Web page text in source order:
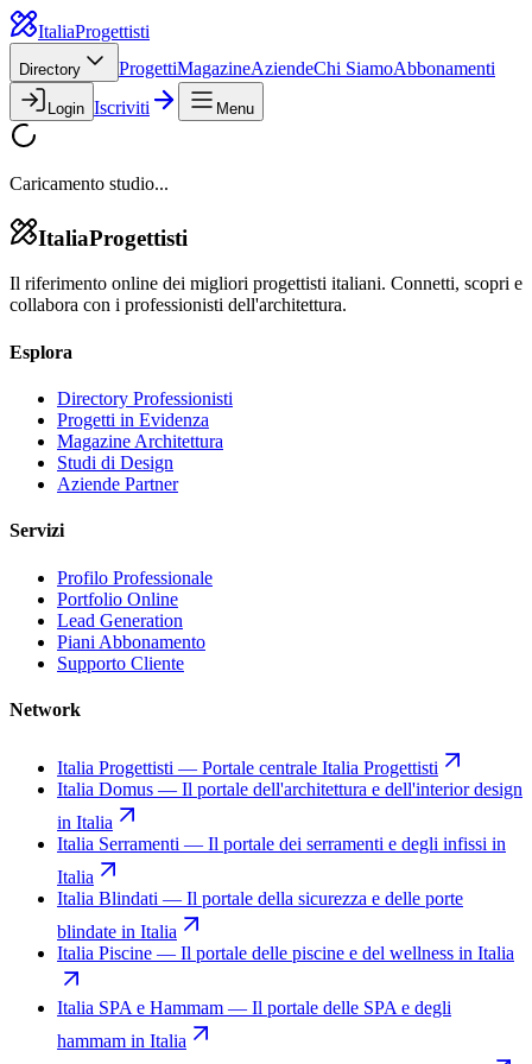
ItaliaProgettisti
Directory ProgettiMagazineAziendeChi SiamoAbbonamenti
Login Iscriviti Menu
Caricamento studio...
ItaliaProgettisti
Il riferimento online dei migliori progettisti italiani. Connetti, scopri e
collabora con i professionisti dell'architettura.
Esplora
Directory Professionisti
Progetti in Evidenza
Magazine Architettura
Studi di Design
Aziende Partner
Servizi
Profilo Professionale
Portfolio Online
Lead Generation
Piani Abbonamento
Supporto Cliente
Network
Italia Progettisti — Portale centrale Italia Progettisti
Italia Domus — Il portale dell'architettura e dell'interior design
in Italia
Italia Serramenti — Il portale dei serramenti e degli infissi in
Italia
Italia Blindati — Il portale della sicurezza e delle porte
blindate in Italia
Italia Piscine — Il portale delle piscine e del wellness in Italia
Italia SPA e Hammam — Il portale delle SPA e degli
hammam in Italia